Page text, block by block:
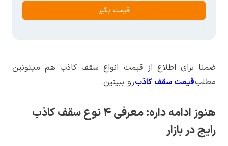
قیمت بگیر
ضمنا برای اطلاع از قیمت انواع سقف کاذب هم میتونین
مطلبقیمت سقف کاذبرو ببینین.
هنوز ادامه داره: معرفی 4 نوع سقف کاذب
رایج در بازار